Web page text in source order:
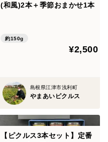
(和風)2本＋季節おまかせ1本
約150g
¥2,500
島根県江津市浅利町
やまあいピクルス
【ピクルス3本セット】定番